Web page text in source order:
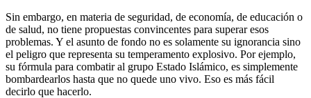
Sin embargo, en materia de seguridad, de economía, de educación o
de salud, no tiene propuestas convincentes para superar esos
problemas. Y el asunto de fondo no es solamente su ignorancia sino
el peligro que representa su temperamento explosivo. Por ejemplo,
su fórmula para combatir al grupo Estado Islámico, es simplemente
bombardearlos hasta que no quede uno vivo. Eso es más fácil
decirlo que hacerlo.